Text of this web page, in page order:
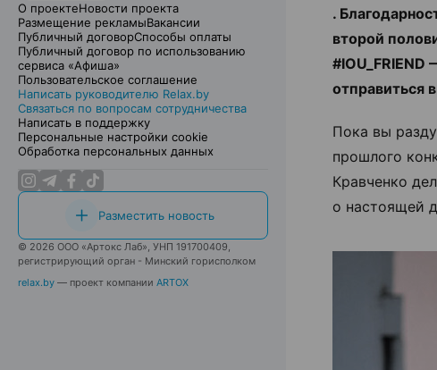
О проектеНовости проекта
Размещение рекламыВакансии
Публичный договорСпособы оплаты
Публичный договор по использованию
сервиса «Афиша»
Пользовательское соглашение
Написать руководителю Relax.by
Связаться по вопросам сотрудничества
Написать в поддержку
Персональные настройки cookie
Обработка персональных данных
Разместить новость
© 2026 ООО «Артокс Лаб», УНП 191700409,
регистрирующий орган - Минский горисполком
relax.by — проект компании ARTOX
.
второй
отправиться
Пока вы
прошлого
Кравченко
о настоящей